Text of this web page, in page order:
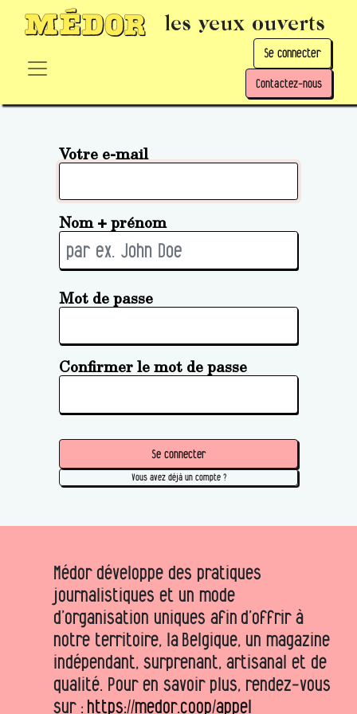
les yeux ouverts
Se connecter
Contactez-nous
Votre e-mail
Nom + prénom
Mot de passe
Confirmer le mot de passe
Se connecter
Vous avez déjà un compte ?
Médor développe des pratiques
journalistiques et un mode
d’organisation uniques afin d’offrir à
notre territoire, la Belgique, un magazine
indépendant, surprenant, artisanal et de
qualité. Pour en savoir plus, rendez-vous
sur : https://medor.coop/appel